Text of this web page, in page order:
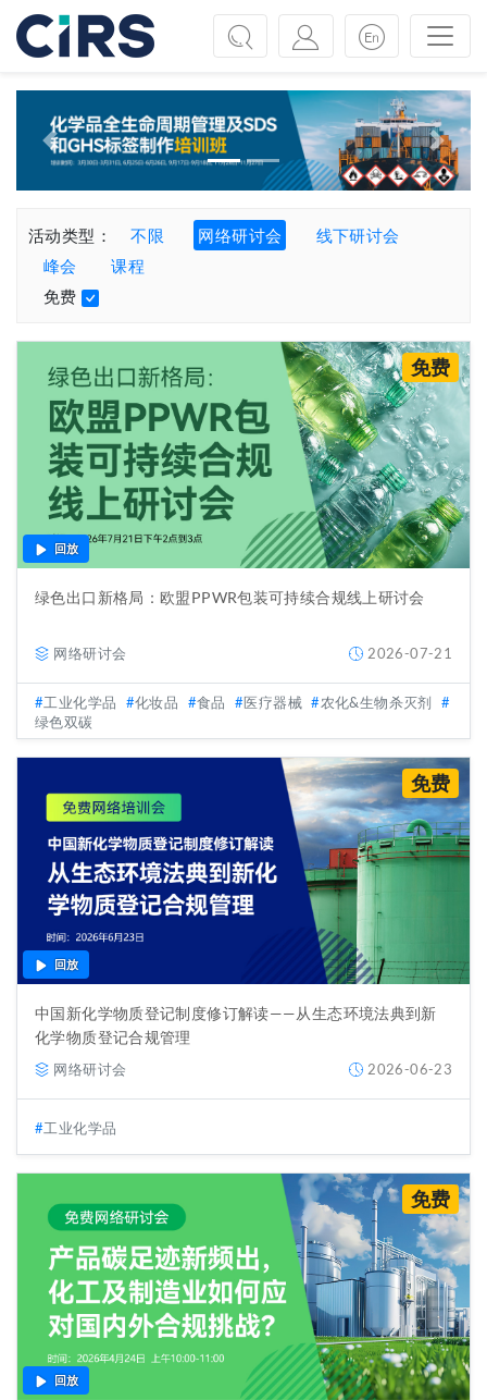
Previous Next
活动类型： 不限 网络研讨会
线下研讨会
峰会
课程
免费
回放
免费
绿色出口新格局：欧盟PPWR包装可持续合规线上研讨会
网络研讨会 2026-07-21
工业化学品 化妆品 食品 医疗器械
农化&生物杀灭剂
绿色双碳
回放
免费
中国新化学物质登记制度修订解读——从生态环境法典到新
化学物质登记合规管理
网络研讨会 2026-06-23
工业化学品
回放
免费